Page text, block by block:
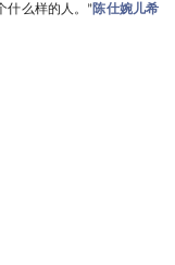
么样的人。 ” 陈仕婉儿希